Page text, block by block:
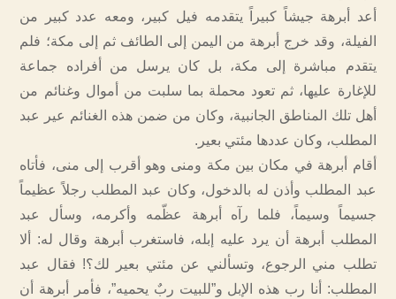
أعد أبرهة جيشاً كبيراً يتقدمه فيل كبير، ومعه عدد كبير من
الفيلة، وقد خرج أبرهة من اليمن إلى الطائف ثم إلى مكة؛ فلم
يتقدم مباشرة إلى مكة، بل كان يرسل من أفراده جماعة
للإغارة عليها، ثم تعود محملة بما سلبت من أموال وغنائم من
أهل تلك المناطق الجانبية، وكان من ضمن هذه الغنائم عير عبد
المطلب، وكان عددها مئتي بعير.
أقام أبرهة في مكان بين مكة ومنى وهو أقرب إلى منى، فأتاه
عبد المطلب وأذن له بالدخول، وكان عبد المطلب رجلاً عظيماً
جسيماً وسيماً، فلما رآه أبرهة عظّمه وأكرمه، وسأل عبد
المطلب أبرهة أن يرد عليه إبله، فاستغرب أبرهة وقال له: ألا
تطلب مني الرجوع، وتسألني عن مئتي بعير لك؟! فقال عبد
المطلب: أنا رب هذه الإبل و”للبيت ربٌ يحميه”، فأمر أبرهة أن